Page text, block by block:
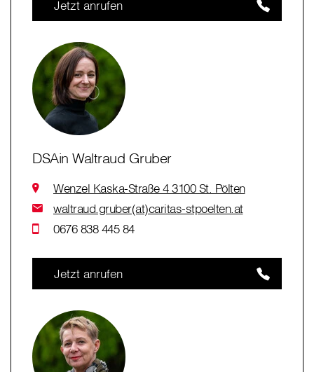
Jetzt anrufen
DSAin Waltraud Gruber
Wenzel Kaska-Straße 4 3100 St. Pölten
waltraud.gruber(at)caritas-stpoelten.at
0676 838 445 84
Jetzt anrufen